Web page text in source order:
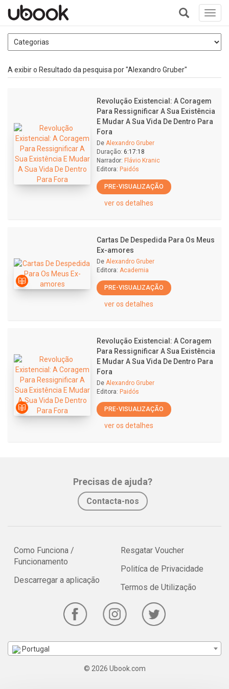
+
A exibir o Resultado da pesquisa por "Alexandro Gruber"
Revolução Existencial: A Coragem
Para Ressignificar A Sua Existência
E Mudar A Sua Vida De Dentro Para
Fora
De Alexandro Gruber
Duração: 6:17:18
Narrador: Flávio Kranic
Editora: Paidós
PRE-VISUALIZAÇÃO
ver os detalhes
Cartas De Despedida Para Os Meus
Ex-amores
De Alexandro Gruber
Editora: Academia
PRE-VISUALIZAÇÃO
ver os detalhes
Revolução Existencial: A Coragem
Para Ressignificar A Sua Existência
E Mudar A Sua Vida De Dentro Para
Fora
De Alexandro Gruber
Editora: Paidós
PRE-VISUALIZAÇÃO
ver os detalhes
Precisas de ajuda?
Contacta-nos
Como Funciona /
Funcionamento
Descarregar a aplicação
Resgatar Voucher
Politíca de Privacidade
Termos de Utilização
Portugal
© 2026 Ubook.com